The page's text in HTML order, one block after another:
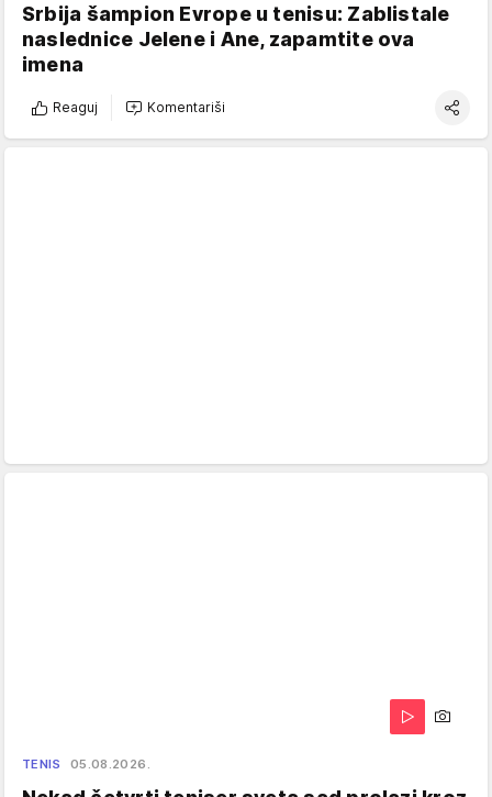
Srbija šampion Evrope u tenisu: Zablistale
naslednice Jelene i Ane, zapamtite ova
imena
Reaguj Komentariši
TENIS 05.08.2026.